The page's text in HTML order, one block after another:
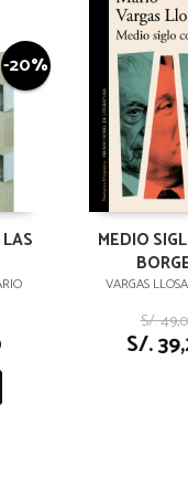
-20%
MEDIO
VARGAS
S/.
S/.